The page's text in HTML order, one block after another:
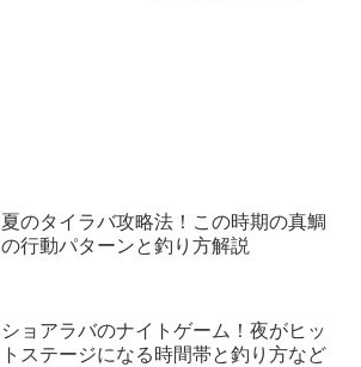
夏のタイラバ攻略法！この時期の真鯛
の行動パターンと釣り方解説
ショアラバのナイトゲーム！夜がヒッ
トステージになる時間帯と釣り方など